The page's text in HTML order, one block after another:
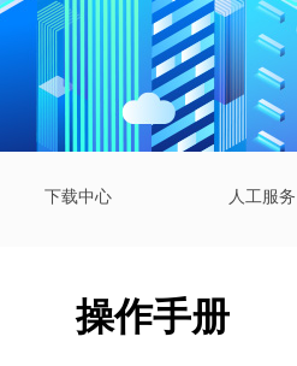
下载中心 人工服务
操作手册